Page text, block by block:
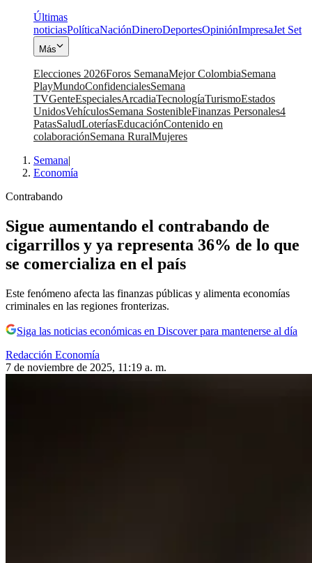
Últimas
noticiasPolíticaNaciónDineroDeportesOpiniónImpresaJet Set
Más
Elecciones 2026Foros SemanaMejor ColombiaSemana
PlayMundoConfidencialesSemana
TVGenteEspecialesArcadiaTecnologíaTurismoEstados
UnidosVehículosSemana SostenibleFinanzas Personales4
PatasSaludLoteríasEducaciónContenido en
colaboraciónSemana RuralMujeres
Semana|
Economía
Contrabando
Sigue aumentando el contrabando de
cigarrillos y ya representa 36% de lo que
se comercializa en el país
Este fenómeno afecta las finanzas públicas y alimenta economías
criminales en las regiones fronterizas.
Siga las noticias económicas en Discover para mantenerse al día
Redacción Economía
7 de noviembre de 2025, 11:19 a. m.